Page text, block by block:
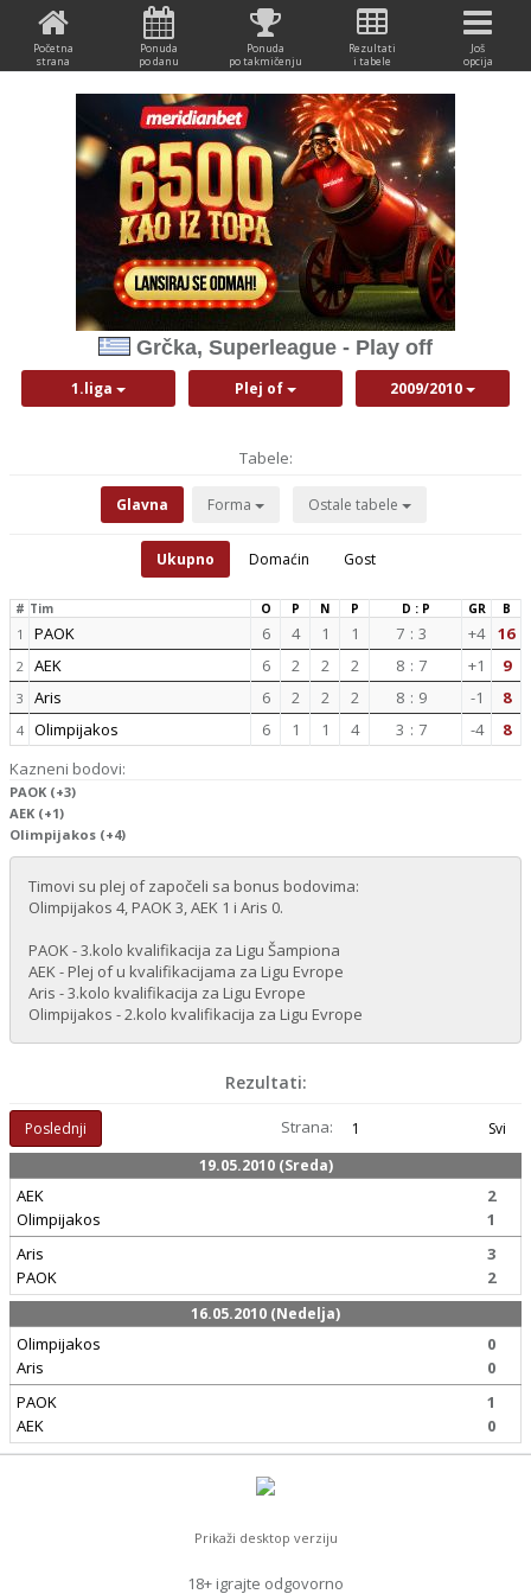
Početna
strana
Ponuda
po danu
Ponuda
po takmičenju
Rezultati
i tabele
Još
opcija
Grčka, Superleague - Play off
1.liga Plej of 2009/2010
Tabele:
Glavna Forma Ostale tabele
Ukupno Domaćin Gost
# Tim O P N P D : P GR B
1 PAOK 6 4 1 1 7 : 3 +4 16
2 AEK 6 2 2 2 8 : 7 +1 9
3 Aris 6 2 2 2 8 : 9 -1 8
4 Olimpijakos 6 1 1 4 3 : 7 -4
8
Kazneni bodovi:
PAOK (+3)
AEK (+1)
Olimpijakos (+4)
Timovi su plej of započeli sa bonus bodovima:
Olimpijakos 4, PAOK 3, AEK 1 i Aris 0.
PAOK - 3.kolo kvalifikacija za Ligu Šampiona
AEK - Plej of u kvalifikacijama za Ligu Evrope
Aris - 3.kolo kvalifikacija za Ligu Evrope
Olimpijakos - 2.kolo kvalifikacija za Ligu Evrope
Rezultati:
Poslednji Strana: 1
Svi
19.05.2010 (Sreda)
AEK
Olimpijakos
2
1
Aris
PAOK
3
2
16.05.2010 (Nedelja)
Olimpijakos
Aris
0
0
PAOK
AEK
1
0
Prikaži desktop verziju
18+ igrajte odgovorno